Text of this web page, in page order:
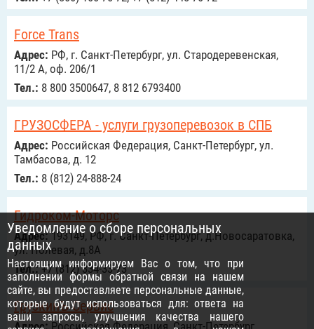
Force Trans
Адрес: РФ, г. Санкт-Петербург, ул. Стародеревенская,
11/2 А, оф. 206/1
Тел.: 8 800 3500647, 8 812 6793400
ГРУЗОСФЕРА - услуги грузоперевозок в СПБ
Адрес: Российcкая Федерация, Санкт-Петербург, ул.
Тамбасова, д. 12
Тел.: 8 (812) 24-888-24
Гидроком-Моторс
Адрес:193149, РФ, г. Санкт-Петербург, д.Новосаратовка,
ул. Полевая, д.8А
Тел.:+7 (812) 334-33-73
ГрузкинЪ Сервис
Адрес: Российcкая Федерация, Санкт-Петербург,
Уведомление о сборе персональных
данных
Настоящим информируем Вас о том, что при
заполнении формы обратной связи на нашем
сайте, вы предоставляете персональные данные,
которые будут использоваться для: ответа на
ваши запросы, улучшения качества нашего